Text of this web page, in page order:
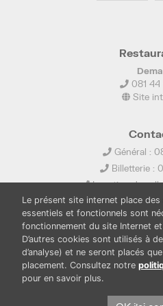
081 44
Site
Général :
Billetterie :
Location de
Le présent site internet place
essentiels et fonctionnels sont
fonctionnement du site Internet
D’autres cookies sont utilisés à
d’analyse) et ne seront placés
placement. Consultez notre
pour en savoir plus.